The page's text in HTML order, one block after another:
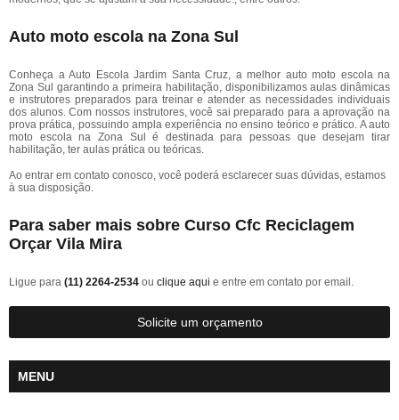
Auto moto escola na Zona Sul
Conheça a Auto Escola Jardim Santa Cruz, a melhor auto moto escola na
Zona Sul garantindo a primeira habilitação, disponibilizamos aulas dinâmicas
e instrutores preparados para treinar e atender as necessidades individuais
dos alunos. Com nossos instrutores, você sai preparado para a aprovação na
prova prática, possuindo ampla experiência no ensino teórico e prático. A auto
moto escola na Zona Sul é destinada para pessoas que desejam tirar
habilitação, ter aulas prática ou teóricas.
Ao entrar em contato conosco, você poderá esclarecer suas dúvidas, estamos
à sua disposição.
Para saber mais sobre Curso Cfc Reciclagem
Orçar Vila Mira
Ligue para (11) 2264-2534 ou clique aqui e entre em contato por email.
Solicite um orçamento
MENU